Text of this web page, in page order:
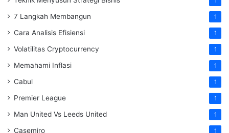
7 Langkah Membangun 1
Cara Analisis Efisiensi 1
Volatilitas Cryptocurrency 1
Memahami Inflasi 1
Cabul 1
Premier League 1
Man United Vs Leeds United 1
Casemiro 1